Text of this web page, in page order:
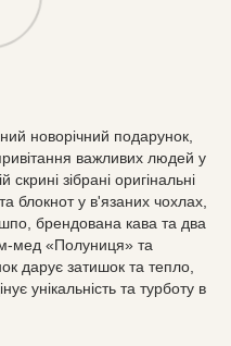
новорічний подарунок,
важливих людей у
зібрані оригінальні
блокнот у в'язаних чохлах,
брендована кава та два
мед «Полуниця» та
дарує затишок та тепло,
унікальність та турботу в